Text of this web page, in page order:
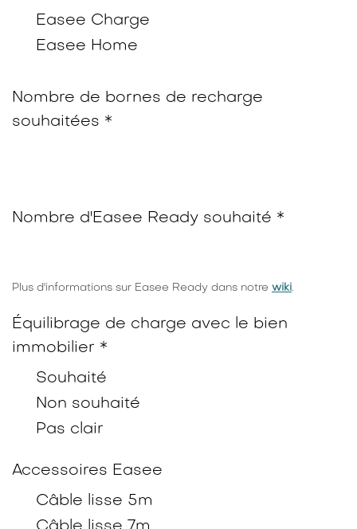
Easee Charge
Easee Home
Nombre de bornes de recharge
souhaitées *
Nombre d'Easee Ready souhaité *
Plus d'informations sur Easee Ready dans notre wiki.
Équilibrage de charge avec le bien
immobilier *
Souhaité
Non souhaité
Pas clair
Accessoires Easee
Câble lisse 5m